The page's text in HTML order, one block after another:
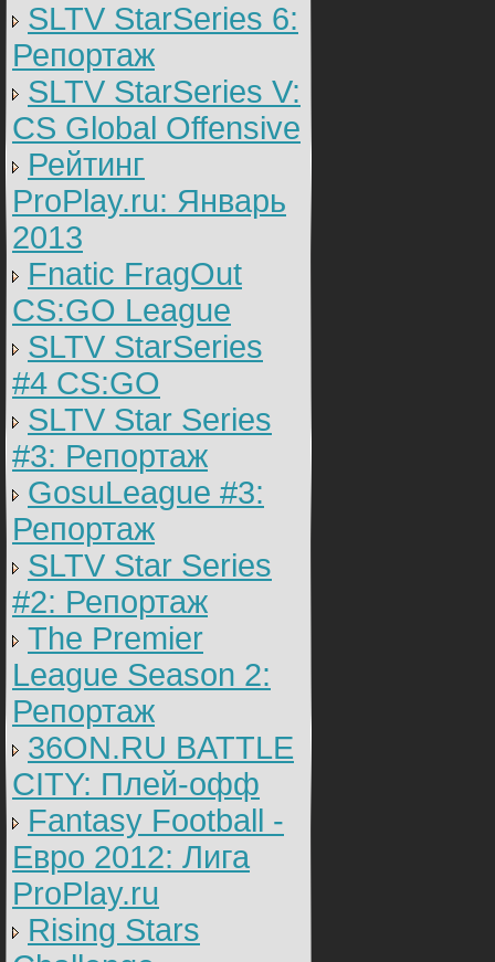
SLTV StarSeries 6:
Репортаж
SLTV StarSeries V:
CS Global Offensive
Рейтинг
ProPlay.ru: Январь
2013
Fnatic FragOut
CS:GO League
SLTV StarSeries
#4 CS:GO
SLTV Star Series
#3: Репортаж
GosuLeague #3:
Репортаж
SLTV Star Series
#2: Репортаж
The Premier
League Season 2:
Репортаж
36ON.RU BATTLE
CITY: Плей-офф
Fantasy Football -
Евро 2012: Лига
ProPlay.ru
Rising Stars